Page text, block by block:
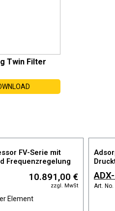
Twin Filter
FV-Serie mit
Frequenzregelung
10.891,00 €
zzgl. MwSt Art.